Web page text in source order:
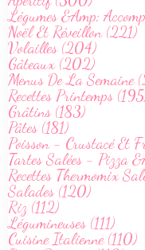
Légumes &Amp;
Noël Et Réveillon (221)
Volailles (204)
Gâteaux (202)
Menus De La Semaine
Recettes Printemps
Grâtins (183)
Pâtes (181)
Poisson - Crustacé Et
Tartes Salées - Pizza
Recettes Thermomix
Salades (120)
Riz (112)
Légumineuses (111)
Cuisine Italienne (110)